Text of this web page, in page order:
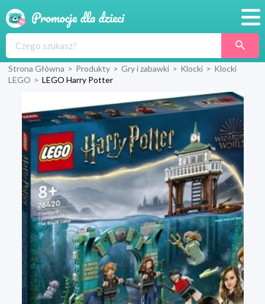
Produkty
Sklepy
Blog
Wyprawka
Strona Główna > Produkty > Gry i zabawki > Klocki > Klocki
LEGO > LEGO Harry Potter